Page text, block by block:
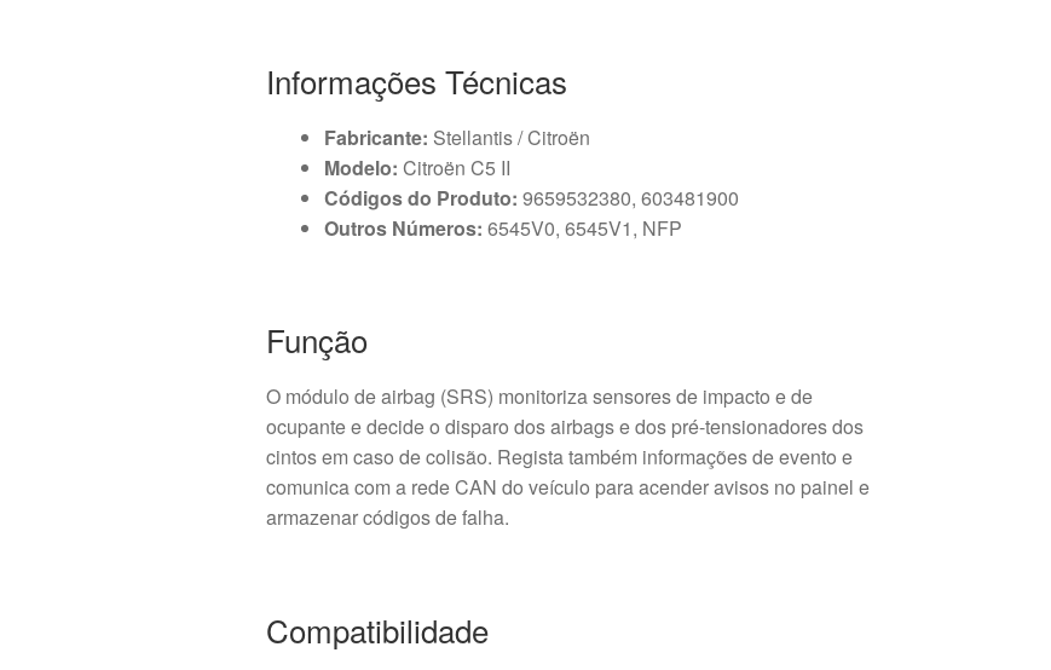
Informações Técnicas
Fabricante: Stellantis / Citroën
Modelo: Citroën C5 II
Códigos do Produto: 9659532380, 603481900
Outros Números: 6545V0, 6545V1, NFP
Função
O módulo de airbag (SRS) monitoriza sensores de impacto e de
ocupante e decide o disparo dos airbags e dos pré-tensionadores dos
cintos em caso de colisão. Regista também informações de evento e
comunica com a rede CAN do veículo para acender avisos no painel e
armazenar códigos de falha.
Compatibilidade